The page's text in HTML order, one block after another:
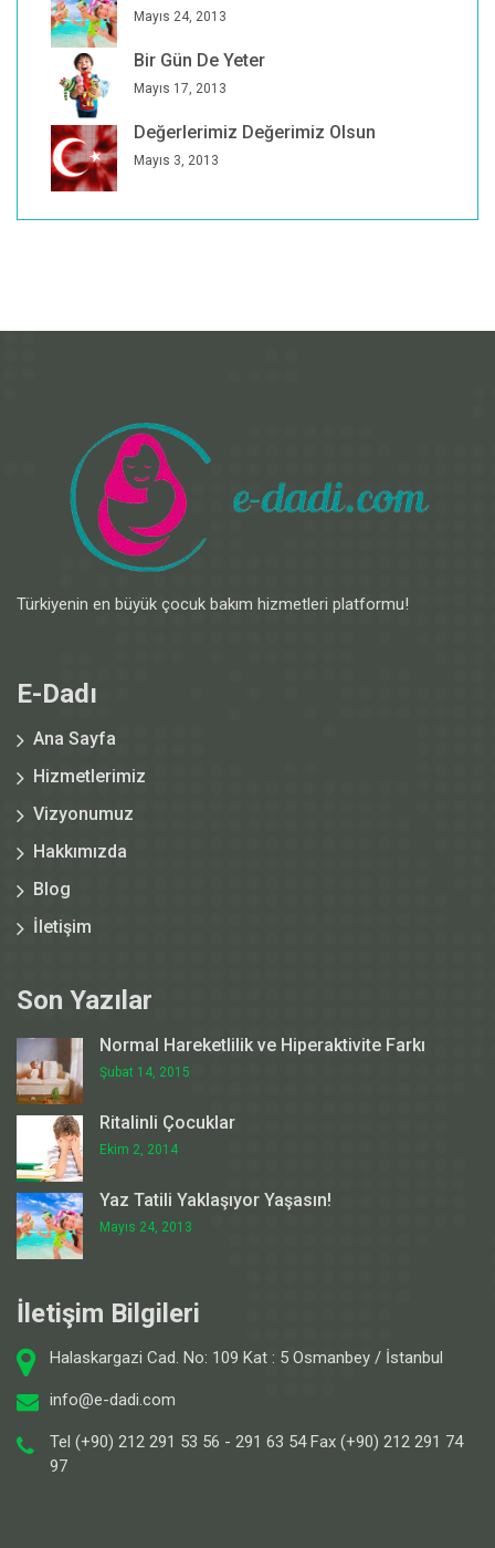
Mayıs 24, 2013
Bir Gün De Yeter
Mayıs 17, 2013
Değerlerimiz Değerimiz Olsun
Mayıs 3, 2013
Türkiyenin en büyük çocuk bakım hizmetleri platformu!
E-Dadı
Ana Sayfa
Hizmetlerimiz
Vizyonumuz
Hakkımızda
Blog
İletişim
Son Yazılar
Normal Hareketlilik ve Hiperaktivite Farkı
Şubat 14, 2015
Ritalinli Çocuklar
Ekim 2, 2014
Yaz Tatili Yaklaşıyor Yaşasın!
Mayıs 24, 2013
İletişim Bilgileri
Halaskargazi Cad. No: 109 Kat : 5 Osmanbey / İstanbul
info@e-dadi.com
Tel (+90) 212 291 53 56 - 291 63 54 Fax (+90) 212 291 74
97